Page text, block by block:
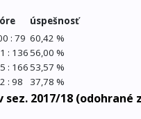
úspešnosť
: 79 60,42 %
: 136 56,00 %
: 166 53,57 %
: 98 37,78 %
sez. 2017/18 (odohrané